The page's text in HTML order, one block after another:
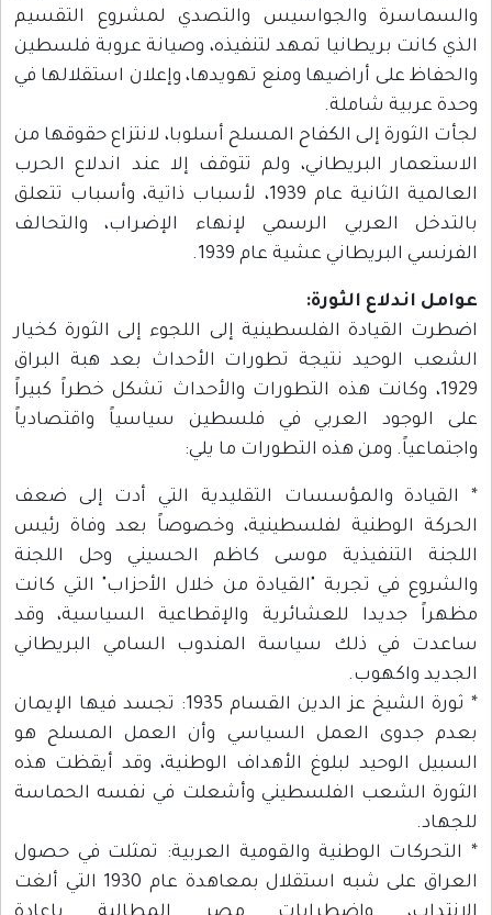
والسماسرة والجواسيس والتصدي لمشروع التقسيم
الذي كانت بريطانيا تمهد لتنفيذه، وصيانة عروبة فلسطين
والحفاظ على أراضيها ومنع تهويدها، وإعلان استقلالها في
وحدة عربية شاملة.
لجأت الثورة إلى الكفاح المسلح أسلوبا، لانتزاع حقوقها من
الاستعمار البريطاني، ولم تتوقف إلا عند اندلاع الحرب
العالمية الثانية عام 1939، لأسباب ذاتية، وأسباب تتعلق
بالتدخل العربي الرسمي لإنهاء الإضراب، والتحالف
الفرنسي البريطاني عشية عام 1939.
عوامل اندلاع الثورة:
اضطرت القيادة الفلسطينية إلى اللجوء إلى الثورة كخيار
الشعب الوحيد نتيجة تطورات الأحداث بعد هبة البراق
1929، وكانت هذه التطورات والأحداث تشكل خطراً كبيراً
على الوجود العربي في فلسطين سياسياً واقتصادياً
واجتماعياً. ومن هذه التطورات ما يلي:
* القيادة والمؤسسات التقليدية التي أدت إلى ضعف
الحركة الوطنية لفلسطينية، وخصوصاً بعد وفاة رئيس
اللجنة التنفيذية موسى كاظم الحسيني وحل اللجنة
والشروع في تجربة "القيادة من خلال الأحزاب" التي كانت
مظهراً جديدا للعشائرية والإقطاعية السياسية، وقد
ساعدت في ذلك سياسة المندوب السامي البريطاني
الجديد واكهوب.
* ثورة الشيخ عز الدين القسام 1935: تجسد فيها الإيمان
بعدم جدوى العمل السياسي وأن العمل المسلح هو
السبيل الوحيد لبلوغ الأهداف الوطنية، وقد أيقظت هذه
الثورة الشعب الفلسطيني وأشعلت في نفسه الحماسة
للجهاد.
* التحركات الوطنية والقومية العربية: تمثلت في حصول
العراق على شبه استقلال بمعاهدة عام 1930 التي ألغت